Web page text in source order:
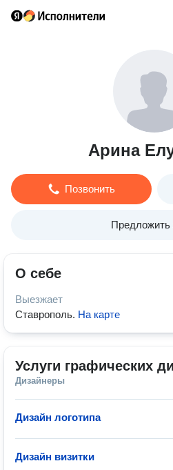
Арина
Позвонить
Предложить
О себе
Выезжает
Ставрополь. На карте
Услуги графических
Дизайнеры
Дизайн логотипа
Дизайн визитки